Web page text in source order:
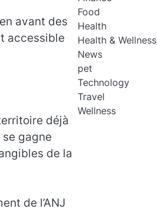
avant des
accessible
déjà
gagne
de la
de l’ANJ
Food
Health
Health & Wellness
News
pet
Technology
Travel
Wellness